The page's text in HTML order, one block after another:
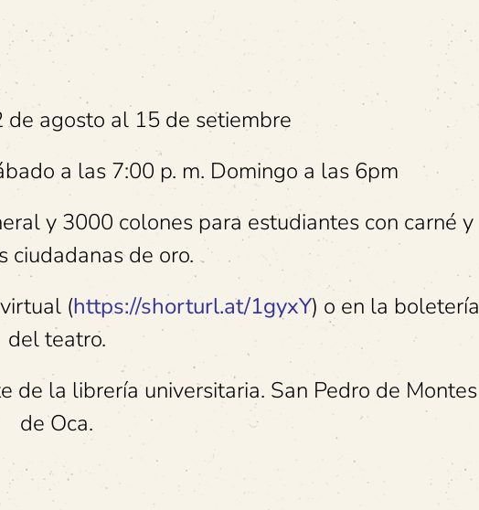
de agosto al 15 de setiembre
a las 7:00 p. m. Domingo a las 6pm
y 3000 colones para estudiantes con carné y
ciudadanas de oro.
(https://shorturl.at/1gyxY) o en la boletería
del teatro.
de la librería universitaria. San Pedro de Montes
de Oca.